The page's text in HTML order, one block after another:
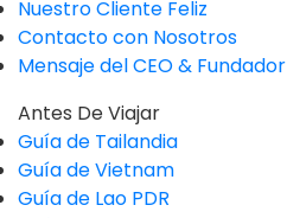
Nuestro Cliente Feliz
Contacto con Nosotros
Mensaje del CEO & Fundador
Antes De Viajar
Guía de Tailandia
Guía de Vietnam
Guía de Lao PDR